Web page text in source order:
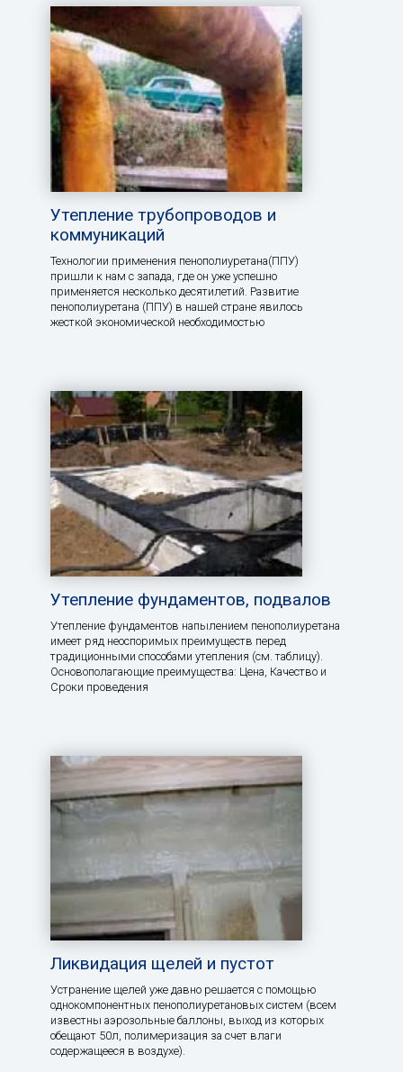
Утепление трубопроводов и
коммуникаций
Технологии применения пенополиуретана(ППУ)
пришли к нам с запада, где он уже успешно
применяется несколько десятилетий. Развитие
пенополиуретана (ППУ) в нашей стране явилось
жесткой экономической необходимостью
Утепление фундаментов, подвалов
Утепление фундаментов напылением пенополиуретана
имеет ряд неоспоримых преимуществ перед
традиционными способами утепления (см. таблицу).
Основополагающие преимущества: Цена, Качество и
Сроки проведения
Ликвидация щелей и пустот
Устранение щелей уже давно решается с помощью
однокомпонентных пенополиуретановых систем (всем
известны аэрозольные баллоны, выход из которых
обещают 50л, полимеризация за счет влаги
содержащееся в воздухе).